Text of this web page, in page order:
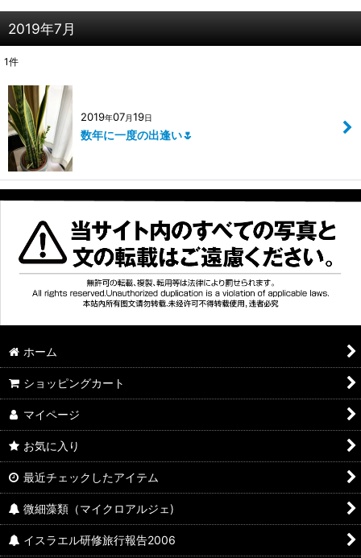
2019年7月
1件
2019年07月19日
数年に一度の出逢い🌷
ホーム
ショッピングカート
マイページ
お気に入り
最近チェックしたアイテム
微細藻類（マイクロアルジェ)
イスラエル研修旅行報告2006